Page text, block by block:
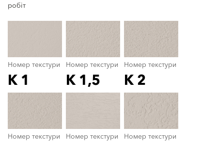
робіт
Номер текстури
K 1
Номер текстури
K 1,5
Номер текстури
K 2
Номер текстури Номер текстури Номер текстури
Номер текстури
color_name